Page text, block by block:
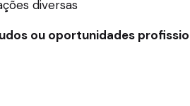
diversas
ou oportunidades